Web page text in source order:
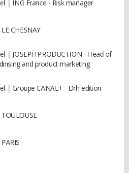
| ING France - Risk manager
CHESNAY
| JOSEPH PRODUCTION - Head of
and product marketing
| Groupe CANAL+ - Drh edition